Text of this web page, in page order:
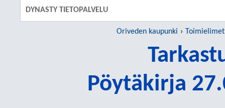
DYNASTY TIETOPALVELU
Oriveden kaupunki Toimielimet
Pöytäkirja